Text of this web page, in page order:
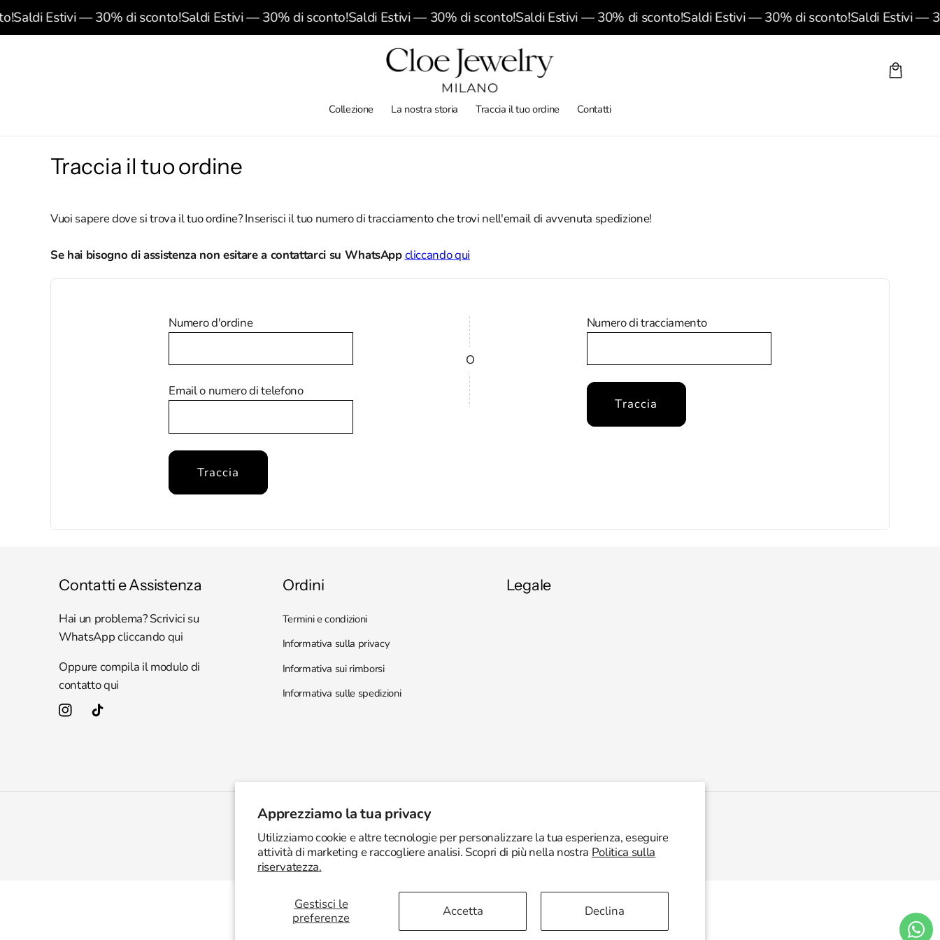
Apprezziamo la tua privacy
Utilizziamo cookie e altre tecnologie per personalizzare la tua esperienza, eseguire
attività di marketing e raccogliere analisi. Scopri di più nella nostra Politica sulla
riservatezza.
Gestisci le
preferenze
Accetta Declina
Vai
direttamente
ai contenuti
Saldi Estivi — 30% di sconto!Saldi Estivi — 30% di sconto!Saldi Estivi — 30% di sconto!Saldi Estivi — 30% di sconto!Saldi Estivi — 30% di sconto!Saldi Estivi —
Collezione La nostra storia Traccia il tuo ordine Contatti
Traccia il tuo ordine
Vuoi sapere dove si trova il tuo ordine? Inserisci il tuo numero di tracciamento che trovi nell'email di avvenuta spedizione!
Se hai bisogno di assistenza non esitare a contattarci su WhatsAppcliccando qui
Numero d'ordine
Email o numero di telefono
Traccia
O
Numero di tracciamento
Traccia
Contatti e Assistenza
Hai un problema? Scrivici su
WhatsAppcliccando qui
Oppure compila il modulo di
contattoqui
InstagramTikTok
Ordini
Termini e condizioni
Informativa sulla privacy
Informativa sui rimborsi
Informativa sulle spedizioni
Legale
Metodi
di
pagamento
© 2026,Cloe Jewelry | Tutti i diritti riservati.